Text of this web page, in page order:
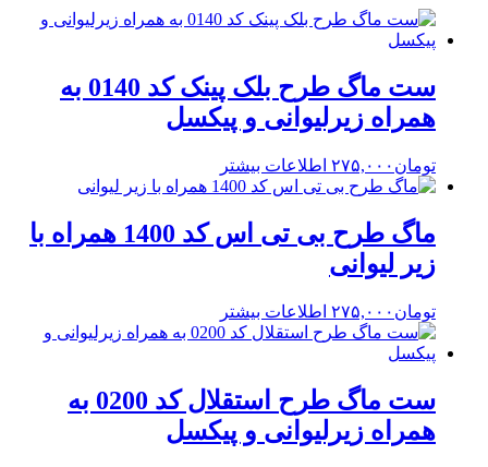
ست ماگ طرح بلک پینک کد 0140 به
همراه زیرلیوانی و پیکسل
تومان ۲۷۵,۰۰۰ اطلاعات بیشتر
ماگ طرح بی تی اس کد 1400 همراه با
زیر لیوانی
تومان ۲۷۵,۰۰۰ اطلاعات بیشتر
ست ماگ طرح استقلال کد 0200 به
همراه زیرلیوانی و پیکسل